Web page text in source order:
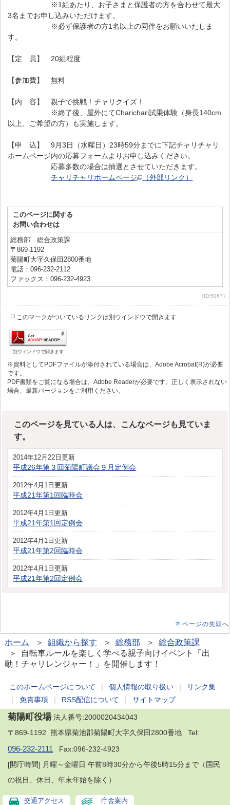
※1組あたり、お子さまと保護者の方を合わせて最大
3名までお申し込みいただけます。
※必ず保護者の方1名以上の同伴をお願いいたしま
す。
【定 員】 20組程度
【参加費】 無料
【内 容】 親子で挑戦！チャリクイズ！
※終了後、屋外にてCharichari試乗体験（身長140cm
以上、ご希望の方）も実施します。
【申 込】 9月3日（水曜日）23時59分までに下記チャリチャリ
ホームページ内の応募フォームよりお申し込みください。
応募多数の場合は抽選とさせていただきます。
チャリチャリホームページ
（外部リンク）
このページに関する
お問い合わせは
総務部 総合政策課
〒869-1192
菊陽町大字久保田2800番地
電話：096-232-2112
ファックス：096-232-4923
（ID:5067）
このマークがついているリンクは別ウインドウで開きます
別ウィンドウで開きます
※資料としてPDFファイルが添付されている場合は、Adobe Acrobat(R)が必要
です。
PDF書類をご覧になる場合は、Adobe Readerが必要です。正しく表示されない
場合、最新バージョンをご利用ください。
このページを見ている人は、こんなページも見ていま
す。
2014年12月22日更新
平成26年第３回菊陽町議会９月定例会
2012年4月1日更新
平成21年第1回臨時会
2012年4月1日更新
平成21年第1回定例会
2012年4月1日更新
平成21年第2回臨時会
2012年4月1日更新
平成21年第2回定例会
ページの先頭へ
ホーム ＞組織から探す ＞総務部 ＞総合政策課
＞ 自転車ルールを楽しく学べる親子向けイベント「出
動！チャリレンジャー！」を開催します！
このホームページについて 個人情報の取り扱い
リンク集
免責事項 RSS配信について サイトマップ
菊陽町役場法人番号:2000020434043
〒869-1192 熊本県菊池郡菊陽町大字久保田2800番地 Tel:
096-232-2111 Fax:096-232-4923
[開庁時間] 月曜～金曜日 午前8時30分から午後5時15分まで（国民
の祝日、休日、年末年始を除く）
交通アクセス 庁舎案内